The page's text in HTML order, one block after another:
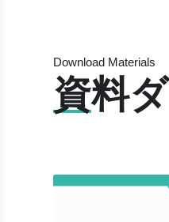
Download Materials
資料